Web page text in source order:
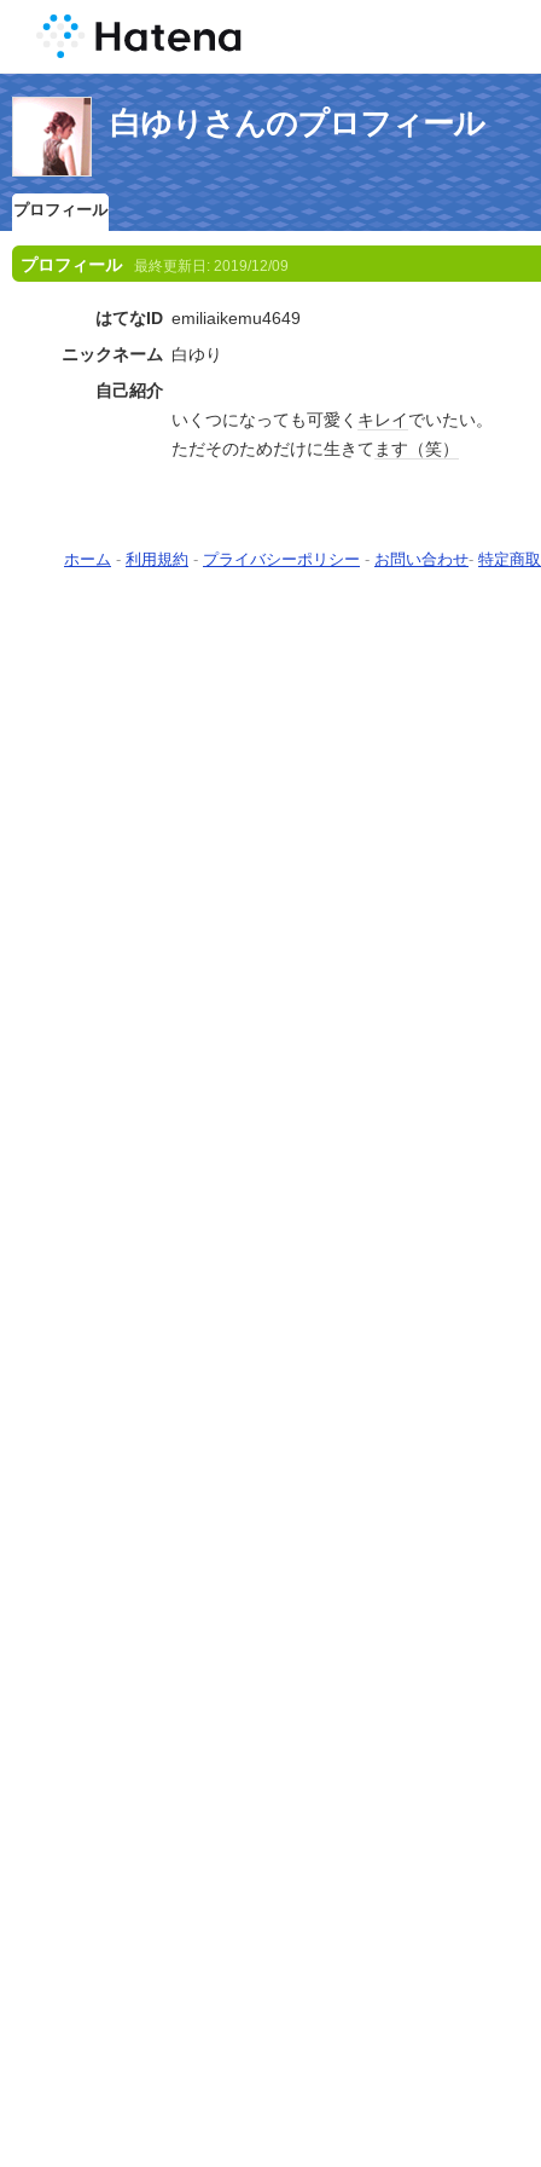
白ゆりさんのプロフィール
プロフィール
プロフィール 最終更新日: 2019/12/09
はてなID emiliaikemu4649
ニックネーム 白ゆり
自己紹介
いくつになっても可愛く キレイでいたい。
ただそのためだけに生きてます （笑）
ホーム - 利用規約 - プライバシーポリシー - お問い合わせ- 特定商